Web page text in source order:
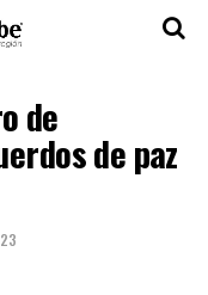
de
de paz